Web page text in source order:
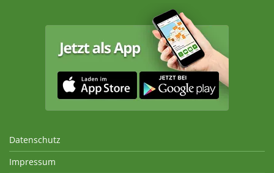
Datenschutz
Impressum